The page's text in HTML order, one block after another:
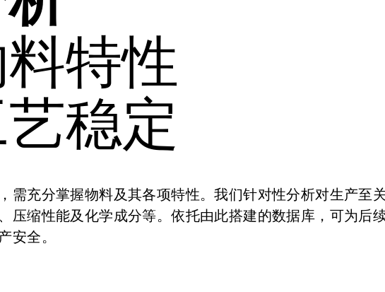
特性
稳定
需充分掌握物料及其各项特性。我们针对性分析对生产至
压缩性能及化学成分等。依托由此搭建的数据库，可为后
安全。